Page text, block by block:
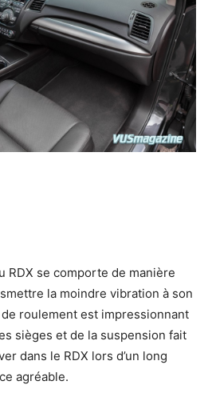
RDX se comporte de manière
la moindre vibration à son
roulement est impressionnant
sièges et de la suspension fait
dans le RDX lors d’un long
agréable.